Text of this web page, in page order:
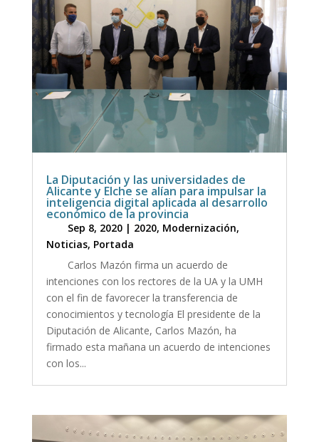
La Diputación y las universidades de
Alicante y Elche se alían para impulsar la
inteligencia digital aplicada al desarrollo
económico de la provincia
Sep 8, 2020| 2020, Modernización,
Noticias, Portada
Carlos Mazón firma un acuerdo de
intenciones con los rectores de la UA y la UMH
con el fin de favorecer la transferencia de
conocimientos y tecnología El presidente de la
Diputación de Alicante, Carlos Mazón, ha
firmado esta mañana un acuerdo de intenciones
con los...